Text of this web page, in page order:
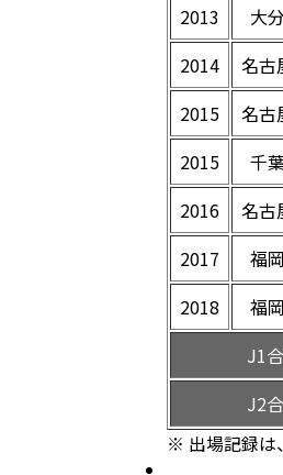
2013
大
2014
名古
2015
名古
2015
千
2016
名古
2017
福岡
2018
福岡
J1
J2
※ 出場記録は